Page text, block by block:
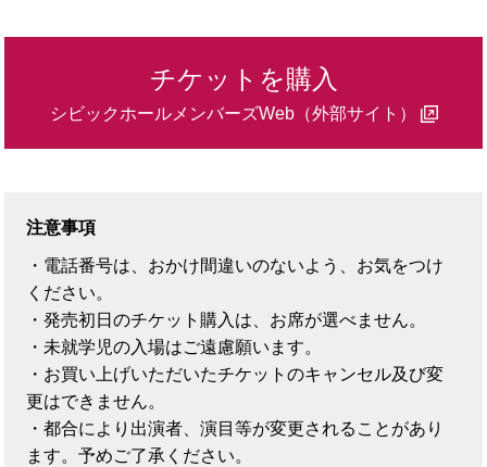
チケットを購入
シビックホールメンバーズWeb（外部サイト）
注意事項
・電話番号は、おかけ間違いのないよう、お気をつけ
ください。
・発売初日のチケット購入は、お席が選べません。
・未就学児の入場はご遠慮願います。
・お買い上げいただいたチケットのキャンセル及び変
更はできません。
・都合により出演者、演目等が変更されることがあり
ます。予めご了承ください。